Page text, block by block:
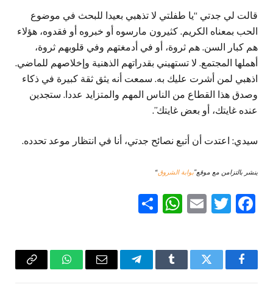
قالت لي جدتي “يا طفلتي لا تذهبي بعيدا للبحث في موضوع
الحب بمعناه الكريم. كثيرون مارسوه أو خبروه أو فقدوه، هؤلاء
هم كبار السن. هم ثروة، أو في أدمغتهم وفي قلوبهم ثروة،
أهملها المجتمع. لا تستهيني بقدراتهم الذهنية وإخلاصهم للماضي.
اذهبي لمن أشرت عليك به. سمعت أنه يثق ثقة كبيرة في ذكاء
وصدق هذا القطاع من الناس المهم والمتزايد عددا. ستجدين
عنده غايتك، أو بعض غايتك”.
سيدي: اعتدت أن أتبع نصائح جدتي، أنا في انتظار موعد تحدده.
ينشر بالتزامن مع موقع”بوابة الشروق“
Facebook
Twitter
Email
WhatsApp
فيسبوكتويتر Tumblr تيلقرام البريد
واتسابCopy